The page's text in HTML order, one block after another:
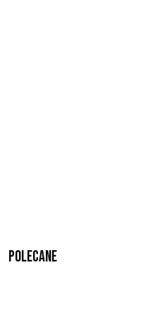
Polecane